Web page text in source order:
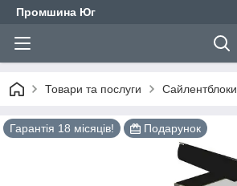
Промшина Юг
Товари та послуги Сайлентблоки
Гарантія 18 місяців! Подарунок